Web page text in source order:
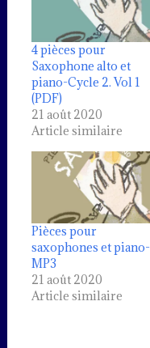
4 pièces pour
Saxophone alto et
piano-Cycle 2. Vol 1
(PDF)
21 août 2020
Article similaire
Pièces pour
saxophones et piano-
MP3
21 août 2020
Article similaire